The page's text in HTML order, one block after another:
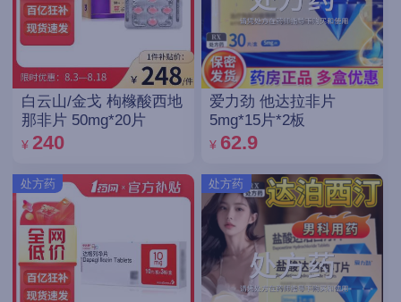
白云山/金戈 枸橼酸西地
那非片 50mg*20片
¥ 240
处方药
爱力劲 他达拉非片
5mg*15片*2板
¥ 62.9
处方药